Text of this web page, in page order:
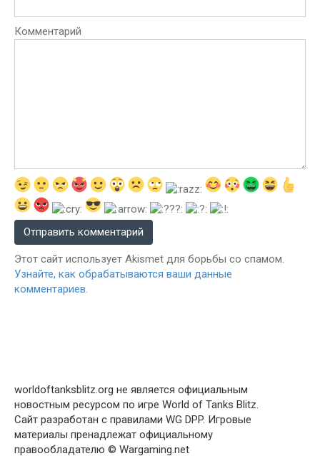
Комментарий
Этот сайт использует Akismet для борьбы со спамом.
Узнайте, как обрабатываются ваши данные
комментариев.
worldoftanksblitz.org не является официальным
новостным ресурсом по игре World of Tanks Blitz.
Сайт разработан с правилами WG DPP. Игровые
материалы пренадлежат официальному
правообладателю © Wargaming.net